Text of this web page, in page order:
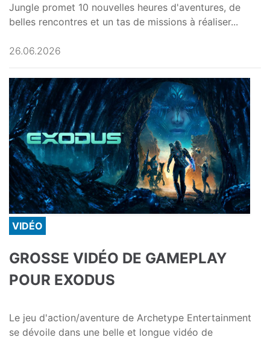
Jungle promet 10 nouvelles heures d'aventures, de
belles rencontres et un tas de missions à réaliser...
26.06.2026
VIDÉO
GROSSE VIDÉO DE GAMEPLAY
POUR EXODUS
Le jeu d'action/aventure de Archetype Entertainment
se dévoile dans une belle et longue vidéo de